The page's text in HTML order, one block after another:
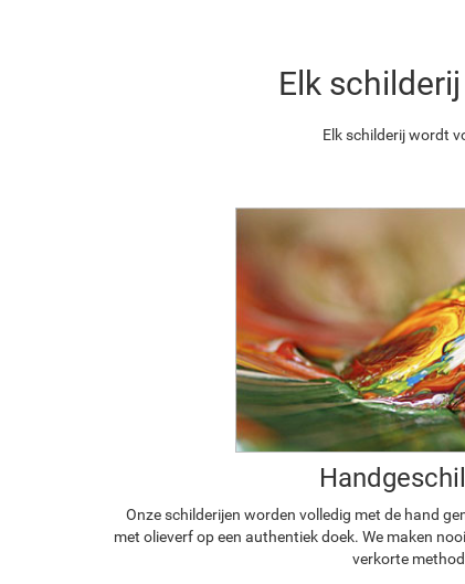
Elk
Elk schilderij wordt
Onze schilderijen worden volledig met de hand
met olieverf op een authentiek doek. We maken
verkorte